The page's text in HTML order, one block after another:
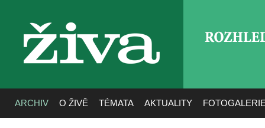
živa
ARCHIV O ŽIVĚ TÉMATA AKTUALITY